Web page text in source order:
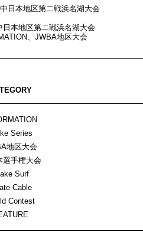
日本地区第二戦浜名湖大会
JWBA地区大会
Series
地区大会
選手権大会
Surf
Cable
Contest